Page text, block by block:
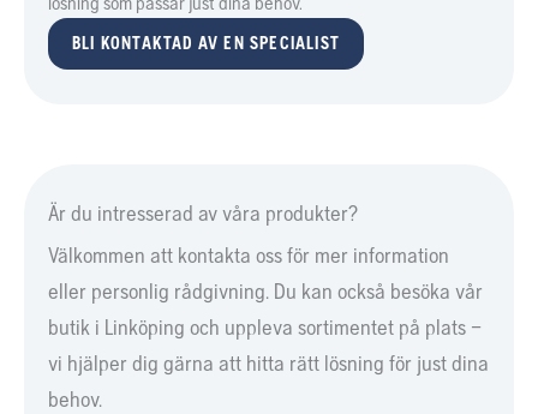
BLI KONTAKTAD AV EN SPECIALIST
Är du intresserad av våra produkter?
Välkommen att kontakta oss för mer information
eller personlig rådgivning. Du kan också besöka vår
butik i Linköping och uppleva sortimentet på plats –
vi hjälper dig gärna att hitta rätt lösning för just dina
behov.